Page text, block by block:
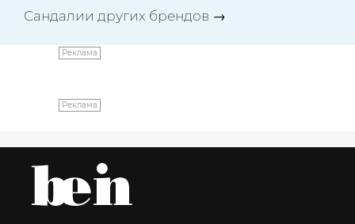
Сандалии других брендов →
Реклама
Реклама